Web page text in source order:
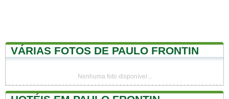
VÁRIAS FOTOS DE PAULO FRONTIN
Nenhuma foto disponível...